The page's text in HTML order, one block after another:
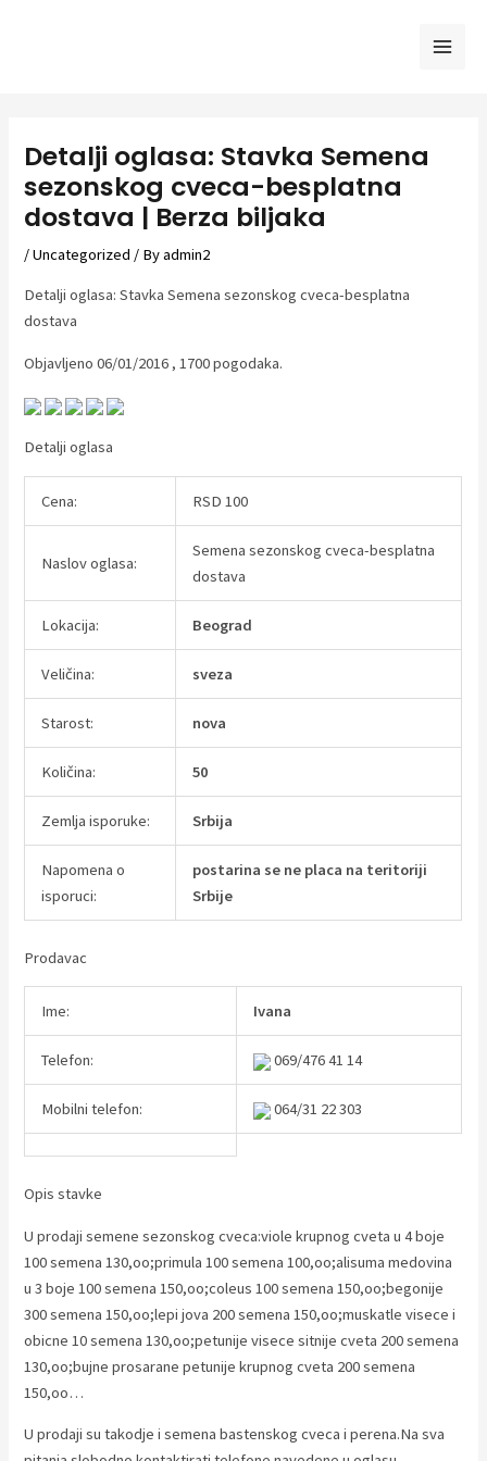
Detalji oglasa: Stavka Semena
sezonskog cveca-besplatna
dostava | Berza biljaka
/Uncategorized / Byadmin2
Detalji oglasa: Stavka Semena sezonskog cveca-besplatna
dostava
Objavljeno 06/01/2016 , 1700 pogodaka.
Detalji oglasa
Cena: RSD 100
Naslov oglasa:
Semena sezonskog cveca-besplatna
dostava
Lokacija: Beograd
Veličina: sveza
Starost: nova
Količina: 50
Zemlja isporuke: Srbija
Napomena o
isporuci:
postarina se ne placa na teritoriji
Srbije
Prodavac
Ime: Ivana
Telefon: 069/476 41 14
Mobilni telefon: 064/31 22 303
Opis stavke
U prodaji semene sezonskog cveca:viole krupnog cveta u 4 boje
100 semena 130,oo;primula 100 semena 100,oo;alisuma medovina
u 3 boje 100 semena 150,oo;coleus 100 semena 150,oo;begonije
300 semena 150,oo;lepi jova 200 semena 150,oo;muskatle visece i
obicne 10 semena 130,oo;petunije visece sitnije cveta 200 semena
130,oo;bujne prosarane petunije krupnog cveta 200 semena
150,oo…
U prodaji su takodje i semena bastenskog cveca i perena.Na sva